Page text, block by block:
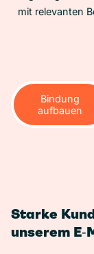
mit relevanten
Bindung
aufbauen
Starke
unserem